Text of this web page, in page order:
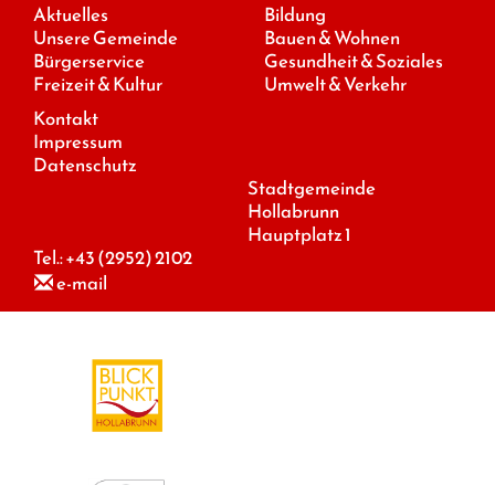
Aktuelles
Unsere Gemeinde
Bürgerservice
Freizeit & Kultur
Bildung
Bauen & Wohnen
Gesundheit & Soziales
Umwelt & Verkehr
Kontakt
Impressum
Datenschutz
Stadtgemeinde
Hollabrunn
Hauptplatz 1
Tel.:+43 (2952) 2102
e-mail